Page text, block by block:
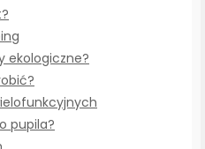
ekologiczne?
pupila?